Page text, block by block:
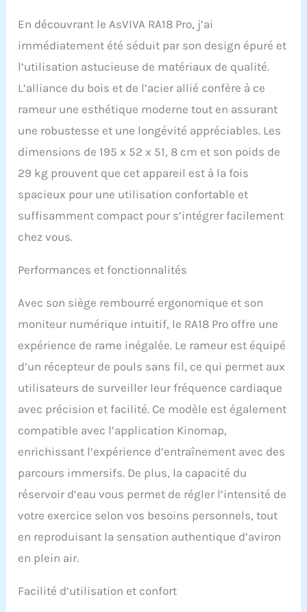
entraînements
d'eau combine
résistance magnétique et
permet un entraînement
personnalisable à la
maison, qui favorise
l'endurance et le
développement
musculaire. Peu
encombrant et pratique -
Rameur pliable pour
votre gymnase à domicile
: le rameur AsVIVA RA18
range sans effort, ce qui
petites pièces et les
gymnases à domicile.
Avec ce rameur pliable,
vous économisez de
l'espace tout en profitant
des avantages d'un
rameur professionnel.
Parfait pour une salle de
sport à la maison.
Entraînement optimal du
dos et cardio avec
résistance naturelle à
l'eau : le rameur à
domicile offre un
excellent moyen de faire
de l'exercice du dos grâce
à l'eau tout en
à l'eau offre une charge
douce mais efficace qui
En découvrant le AsVIVA RA18 Pro, j’ai
immédiatement été séduit par son design épuré et
l’utilisation astucieuse de matériaux de qualité.
L’alliance du bois et de l’acier allié confère à ce
rameur une esthétique moderne tout en assurant
une robustesse et une longévité appréciables. Les
dimensions de 195 x 52 x 51, 8 cm et son poids de
29 kg prouvent que cet appareil est à la fois
spacieux pour une utilisation confortable et
suffisamment compact pour s’intégrer facilement
chez vous.
Performances et fonctionnalités
Avec son siège rembourré ergonomique et son
moniteur numérique intuitif, le RA18 Pro offre une
expérience de rame inégalée. Le rameur est équipé
d’un récepteur de pouls sans fil, ce qui permet aux
utilisateurs de surveiller leur fréquence cardiaque
avec précision et facilité. Ce modèle est également
compatible avec l’application Kinomap,
enrichissant l’expérience d’entraînement avec des
parcours immersifs. De plus, la capacité du
réservoir d’eau vous permet de régler l’intensité de
votre exercice selon vos besoins personnels, tout
en reproduisant la sensation authentique d’aviron
en plein air.
Facilité d’utilisation et confort